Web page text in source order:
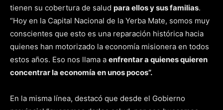
tienen su cobertura de salud para ellos y sus familias.
“Hoy en la Capital Nacional de la Yerba Mate, somos muy
conscientes que esto es una reparación histórica hacia
quienes han motorizado la economía misionera en todos
estos años. Eso nos llama a enfrentar a quienes quieren
concentrar la economía en unos pocos”.
En la misma línea, destacó que desde el Gobierno